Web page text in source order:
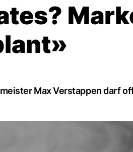
Max Verstappen darf